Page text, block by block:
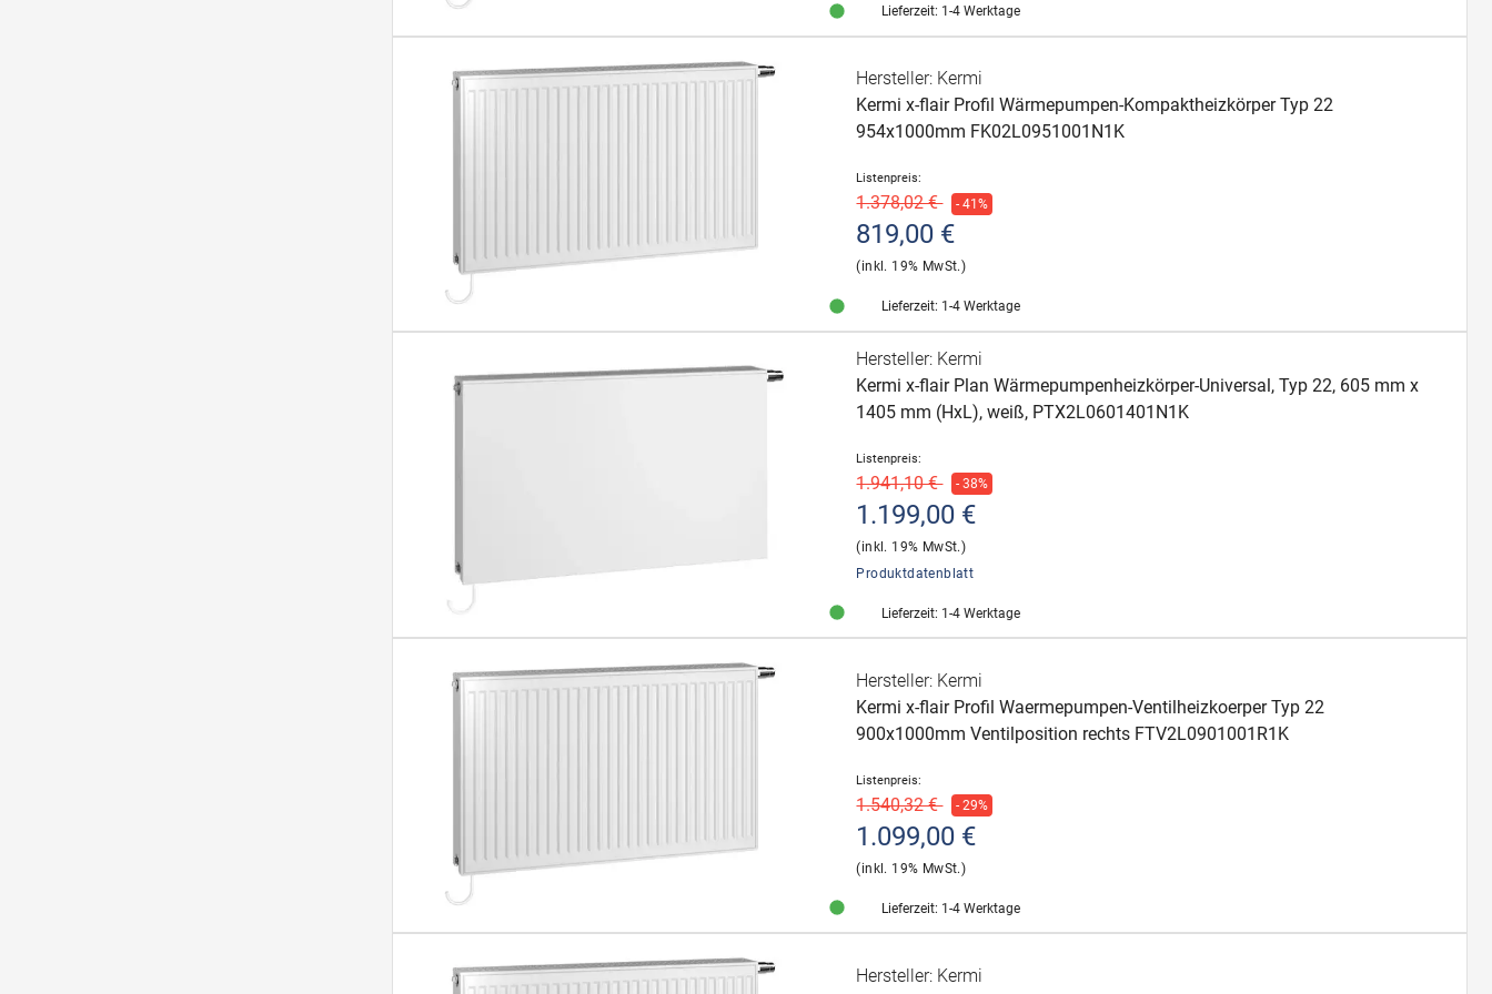
Lieferzeit: 1-4 Werktage
Hersteller: Kermi
Kermi x-flair Profil Wärmepumpen-Kompaktheizkörper Typ 22
954x1000mm FK02L0951001N1K
Listenpreis:
1.378,02 € - 41%
819,00 €
(inkl. 19% MwSt.)
Lieferzeit: 1-4 Werktage
Hersteller: Kermi
Kermi x-flair Plan Wärmepumpenheizkörper-Universal, Typ 22, 605 mm x
1405 mm (HxL), weiß, PTX2L0601401N1K
Listenpreis:
1.941,10 € - 38%
1.199,00 €
(inkl. 19% MwSt.)
Produktdatenblatt
Lieferzeit: 1-4 Werktage
Hersteller: Kermi
Kermi x-flair Profil Waermepumpen-Ventilheizkoerper Typ 22
900x1000mm Ventilposition rechts FTV2L0901001R1K
Listenpreis:
1.540,32 € - 29%
1.099,00 €
(inkl. 19% MwSt.)
Lieferzeit: 1-4 Werktage
Hersteller: Kermi